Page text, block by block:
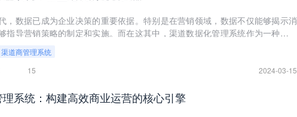
，数据已成为企业决策的重要依据。特别是在营销领域，数据不仅能够揭示消
指导营销策略的制定和实施。而在这其中，渠道数据化管理系统作为一种集成
系统的重要性和应用价值。
渠道商管理系统
15 2024-03-15
系统：构建高效商业运营的核心引擎